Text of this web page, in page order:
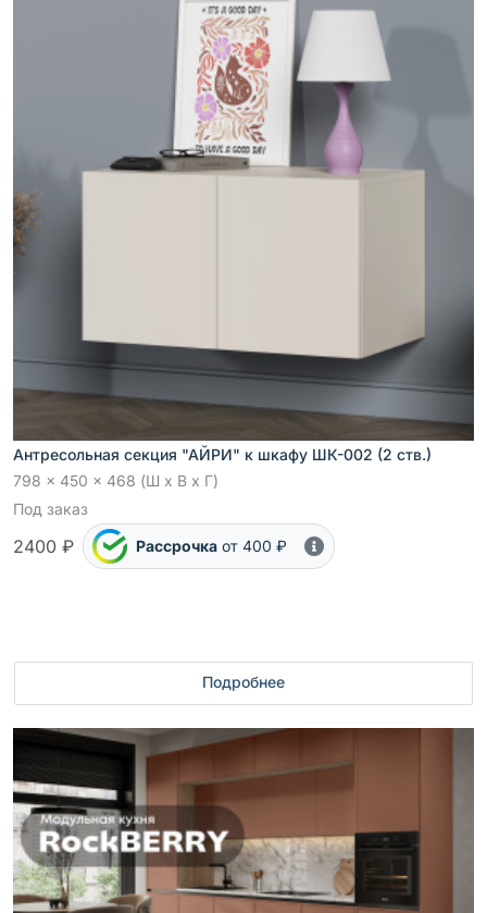
Антресольная секция "АЙРИ" к шкафу ШК-002 (2 ств.)
798 x 450 x 468 (Ш x В x Г)
Под заказ
2400 ₽ Рассрочка от 400 ₽
Подробнее